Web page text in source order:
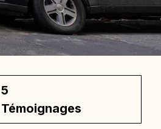
5
Témoignages